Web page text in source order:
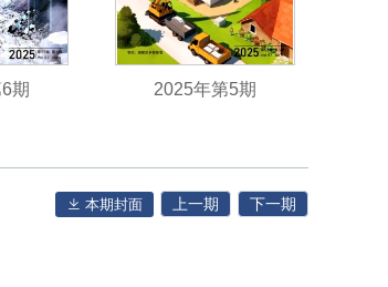
期 2025年第5期
本期封面 上一期 下一期